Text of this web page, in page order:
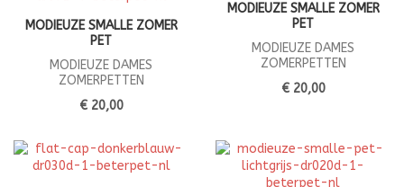
MODIEUZE SMALLE ZOMER
PET
MODIEUZE DAMES
ZOMERPETTEN
€ 20,00
MODIEUZE SMALLE ZOMER
PET
MODIEUZE DAMES
ZOMERPETTEN
€ 20,00